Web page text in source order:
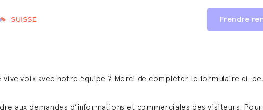
SUISSE Prendre
voix avec notre équipe ? Merci de compléter le formulaire ci-
aux demandes d’informations et commerciales des visiteurs.